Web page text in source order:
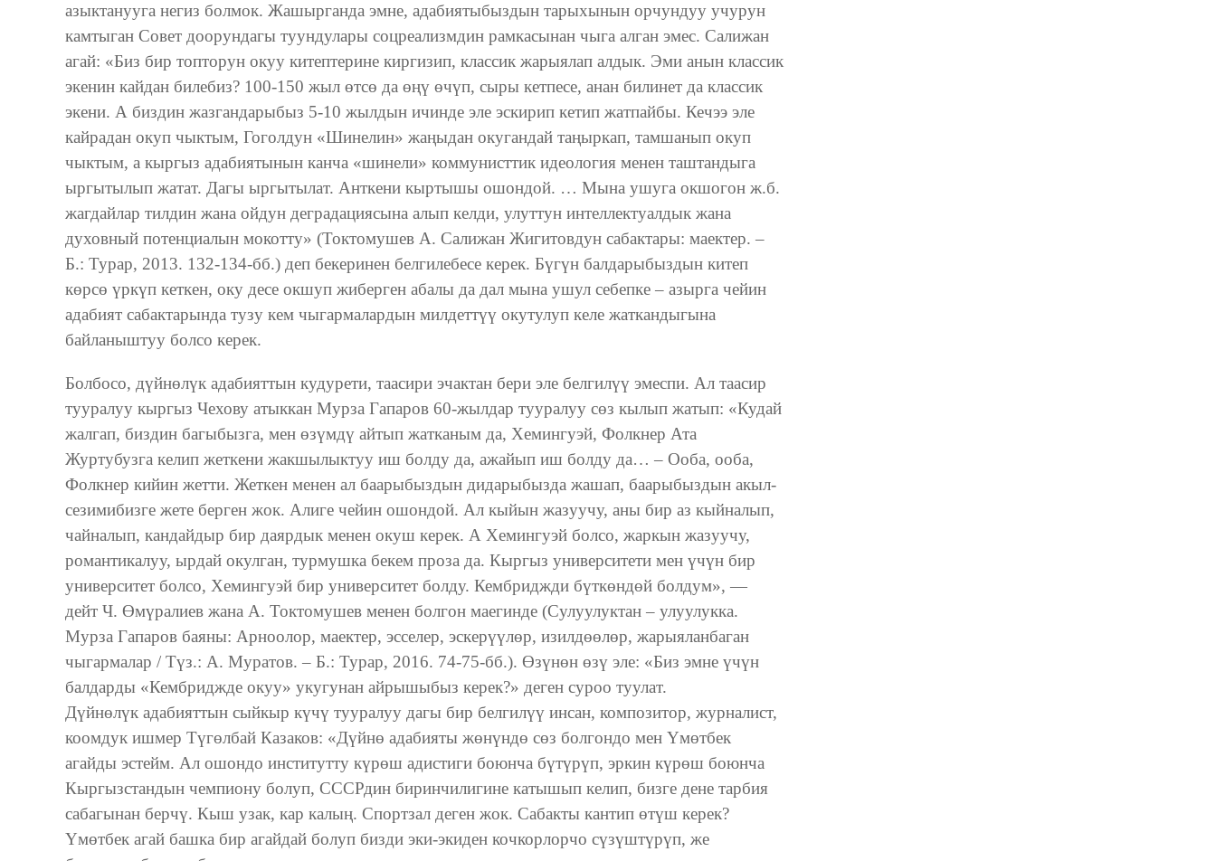
азыктанууга негиз болмок. Жашырганда эмне, адабиятыбыздын тарыхынын орчундуу учурун
камтыган Совет доорундагы туундулары соцреализмдин рамкасынан чыга алган эмес. Салижан
агай: «Биз бир топторун окуу китептерине киргизип, классик жарыялап алдык. Эми анын классик
экенин кайдан билебиз? 100-150 жыл өтсө да өңү өчүп, сыры кетпесе, анан билинет да классик
экени. А биздин жазгандарыбыз 5-10 жылдын ичинде эле эскирип кетип жатпайбы. Кечээ эле
кайрадан окуп чыктым, Гоголдун «Шинелин» жаңыдан окугандай таңыркап, тамшанып окуп
чыктым, а кыргыз адабиятынын канча «шинели» коммунисттик идеология менен таштандыга
ыргытылып жатат. Дагы ыргытылат. Анткени кыртышы ошондой. … Мына ушуга окшогон ж.б.
жагдайлар тилдин жана ойдун деградациясына алып келди, улуттун интеллектуалдык жана
духовный потенциалын мокотту» (Токтомушев А. Салижан Жигитовдун сабактары: маектер. –
Б.: Турар, 2013. 132-134-бб.) деп бекеринен белгилебесе керек. Бүгүн балдарыбыздын китеп
көрсө үркүп кеткен, оку десе окшуп жиберген абалы да дал мына ушул себепке – азырга чейин
адабият сабактарында тузу кем чыгармалардын милдеттүү окутулуп келе жаткандыгына
байланыштуу болсо керек.
Болбосо, дүйнөлүк адабияттын кудурети, таасири эчактан бери эле белгилүү эмеспи. Ал таасир
тууралуу кыргыз Чехову атыккан Мурза Гапаров 60-жылдар тууралуу сөз кылып жатып: «Кудай
жалгап, биздин багыбызга, мен өзүмдү айтып жатканым да, Хемингуэй, Фолкнер Ата
Журтубузга келип жеткени жакшылыктуу иш болду да, ажайып иш болду да… – Ооба, ооба,
Фолкнер кийин жетти. Жеткен менен ал баарыбыздын дидарыбызда жашап, баарыбыздын акыл-
сезимибизге жете берген жок. Алиге чейин ошондой. Ал кыйын жазуучу, аны бир аз кыйналып,
чайналып, кандайдыр бир даярдык менен окуш керек. А Хемингуэй болсо, жаркын жазуучу,
романтикалуу, ырдай окулган, турмушка бекем проза да. Кыргыз университети мен үчүн бир
университет болсо, Хемингуэй бир университет болду. Кембриджди бүткөндөй болдум», —
дейт Ч. Өмүралиев жана А. Токтомушев менен болгон маегинде (Сулуулуктан – улуулукка.
Мурза Гапаров баяны: Арноолор, маектер, эсселер, эскерүүлөр, изилдөөлөр, жарыяланбаган
чыгармалар / Түз.: А. Муратов. – Б.: Турар, 2016. 74-75-бб.). Өзүнөн өзү эле: «Биз эмне үчүн
балдарды «Кембриджде окуу» укугунан айрышыбыз керек?» деген суроо туулат.
Дүйнөлүк адабияттын сыйкыр күчү тууралуу дагы бир белгилүү инсан, композитор, журналист,
коомдук ишмер Түгөлбай Казаков: «Дүйнө адабияты жөнүндө сөз болгондо мен Үмөтбек
агайды эстейм. Ал ошондо институтту күрөш адистиги боюнча бүтүрүп, эркин күрөш боюнча
Кыргызстандын чемпиону болуп, СССРдин биринчилигине катышып келип, бизге дене тарбия
сабагынан берчү. Кыш узак, кар калың. Спортзал деген жок. Сабакты кантип өтүш керек?
Үмөтбек агай башка бир агайдай болуп бизди эки-экиден кочкорлорчо сүзүштүрүп, же